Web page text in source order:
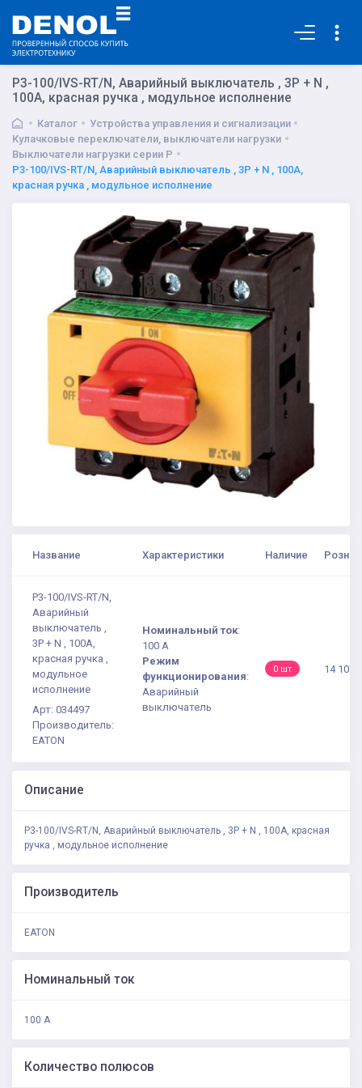
P3-100/IVS-RT/N, Аварийный выключатель , 3P + N ,
100А, красная ручка , модульное исполнение
Каталог
Устройства управления и сигнализации
Кулачковые переключатели, выключатели нагрузки
Выключатели нагрузки серии P
P3-100/IVS-RT/N, Аварийный выключатель , 3P + N , 100А,
красная ручка , модульное исполнение
Название Характеристики Наличие
P3-100/IVS-RT/N,
Аварийный
выключатель ,
3P + N , 100А,
красная ручка ,
модульное
исполнение
Арт: 034497
Производитель:
EATON
Номинальный ток:
100 А
Режим
функционирования:
Аварийный
выключатель
0 шт 14
Описание
P3-100/IVS-RT/N, Аварийный выключатель , 3P + N , 100А, красная
ручка , модульное исполнение
Производитель
EATON
Номинальный ток
100 А
Количество полюсов